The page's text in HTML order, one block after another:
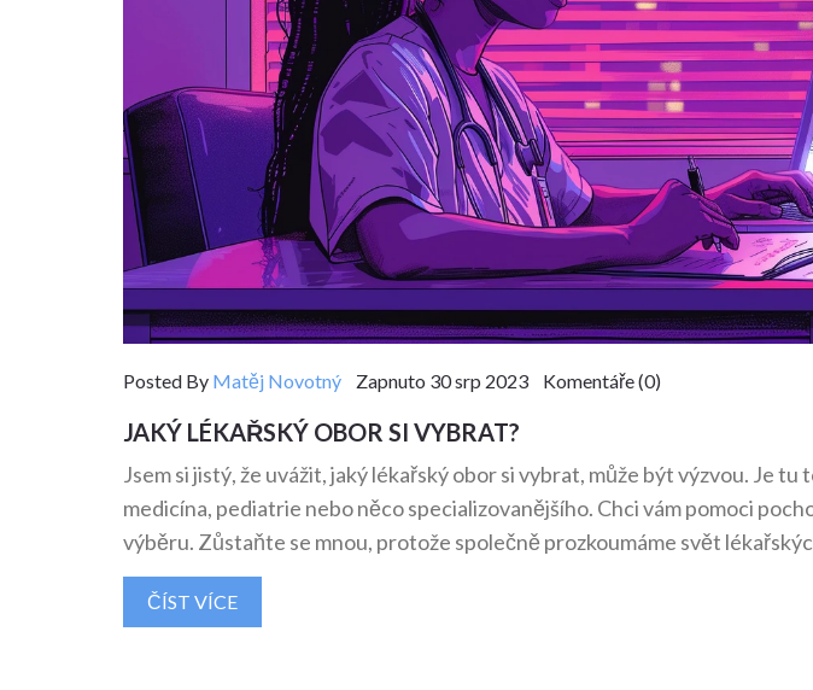
Posted By Matěj Novotný Zapnuto 30 srp 2023 Komentáře (0)
JAKÝ LÉKAŘSKÝ OBOR SI VYBRAT?
Jsem si jistý, že uvážit, jaký lékařský obor si vybrat, může být výzvou. Je tu
medicína, pediatrie nebo něco specializovanějšího. Chci vám pomoci
výběru. Zůstaňte se mnou, protože společně prozkoumáme svět
ČÍST VÍCE